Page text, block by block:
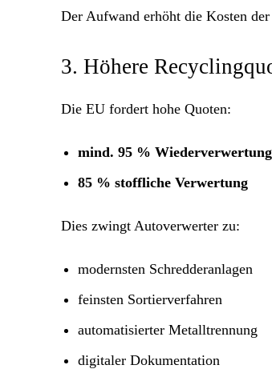
Der Aufwand erhöht die Kosten
3. Höhere
Die EU fordert hohe Quoten:
mind. 95 % Wiederverwertung
85 % stoffliche Verwertung
Dies zwingt Autoverwerter zu:
modernsten Schredderanlagen
feinsten Sortierverfahren
automatisierter Metalltrennung
digitaler Dokumentation